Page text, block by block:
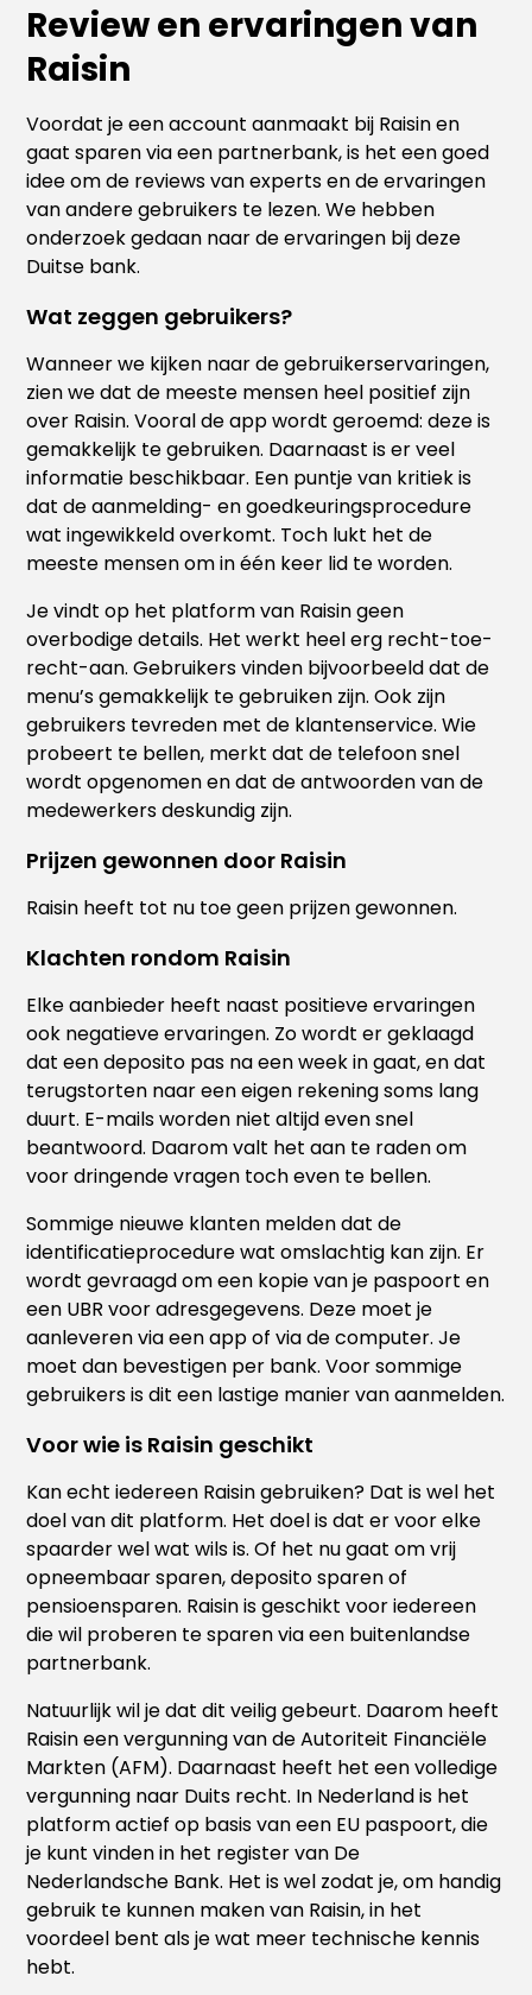
Review en ervaringen van
Raisin
Voordat je een account aanmaakt bij Raisin en
gaat sparen via een partnerbank, is het een goed
idee om de reviews van experts en de ervaringen
van andere gebruikers te lezen. We hebben
onderzoek gedaan naar de ervaringen bij deze
Duitse bank.
Wat zeggen gebruikers?
Wanneer we kijken naar de gebruikerservaringen,
zien we dat de meeste mensen heel positief zijn
over Raisin. Vooral de app wordt geroemd: deze is
gemakkelijk te gebruiken. Daarnaast is er veel
informatie beschikbaar. Een puntje van kritiek is
dat de aanmelding- en goedkeuringsprocedure
wat ingewikkeld overkomt. Toch lukt het de
meeste mensen om in één keer lid te worden.
Je vindt op het platform van Raisin geen
overbodige details. Het werkt heel erg recht-toe-
recht-aan. Gebruikers vinden bijvoorbeeld dat de
menu’s gemakkelijk te gebruiken zijn. Ook zijn
gebruikers tevreden met de klantenservice. Wie
probeert te bellen, merkt dat de telefoon snel
wordt opgenomen en dat de antwoorden van de
medewerkers deskundig zijn.
Prijzen gewonnen door Raisin
Raisin heeft tot nu toe geen prijzen gewonnen.
Klachten rondom Raisin
Elke aanbieder heeft naast positieve ervaringen
ook negatieve ervaringen. Zo wordt er geklaagd
dat een deposito pas na een week in gaat, en dat
terugstorten naar een eigen rekening soms lang
duurt. E-mails worden niet altijd even snel
beantwoord. Daarom valt het aan te raden om
voor dringende vragen toch even te bellen.
Sommige nieuwe klanten melden dat de
identificatieprocedure wat omslachtig kan zijn. Er
wordt gevraagd om een kopie van je paspoort en
een UBR voor adresgegevens. Deze moet je
aanleveren via een app of via de computer. Je
moet dan bevestigen per bank. Voor sommige
gebruikers is dit een lastige manier van aanmelden.
Voor wie is Raisin geschikt
Kan echt iedereen Raisin gebruiken? Dat is wel het
doel van dit platform. Het doel is dat er voor elke
spaarder wel wat wils is. Of het nu gaat om vrij
opneembaar sparen, deposito sparen of
pensioensparen. Raisin is geschikt voor iedereen
die wil proberen te sparen via een buitenlandse
partnerbank.
Natuurlijk wil je dat dit veilig gebeurt. Daarom heeft
Raisin een vergunning van de Autoriteit Financiële
Markten (AFM). Daarnaast heeft het een volledige
vergunning naar Duits recht. In Nederland is het
platform actief op basis van een EU paspoort, die
je kunt vinden in het register van De
Nederlandsche Bank. Het is wel zodat je, om handig
gebruik te kunnen maken van Raisin, in het
voordeel bent als je wat meer technische kennis
hebt.